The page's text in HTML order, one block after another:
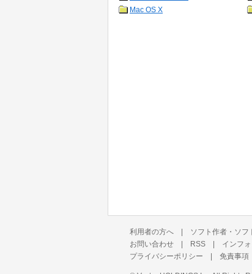
Mac OS X
利用者の方へ | ソフト作者・ソフ
お問い合わせ | RSS | インフ
プライバシーポリシー | 免責事項